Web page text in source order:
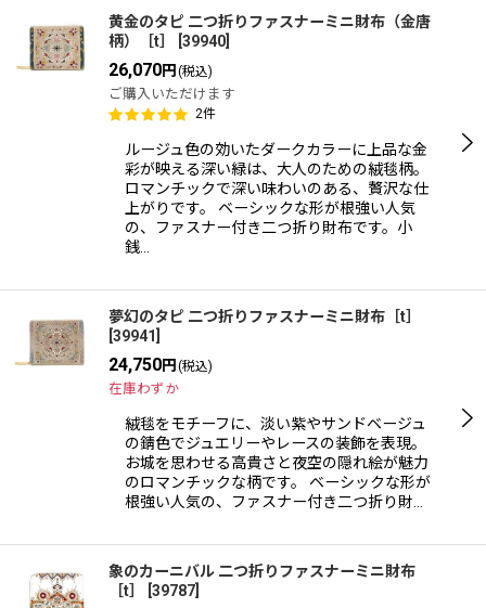
黄金のタピ 二つ折りファスナーミニ財布（金唐
柄）［t］
[39940]
26,070円(税込)
ご購入いただけます
2件
ルージュ色の効いたダークカラーに上品な金
彩が映える深い緑は、大人のための絨毯柄。
ロマンチックで深い味わいのある、贅沢な仕
上がりです。 ベーシックな形が根強い人気
の、ファスナー付き二つ折り財布です。小
銭…
夢幻のタピ 二つ折りファスナーミニ財布［t］
39941
24,750円 (税込)
在庫わずか
絨毯をモチーフに、淡い紫やサンドベージュ
の錆色でジュエリーやレースの装飾を表現。
お城を思わせる高貴さと夜空の隠れ絵が魅力
のロマンチックな柄です。 ベーシックな形が
根強い人気の、ファスナー付き二つ折り財…
象のカーニバル 二つ折りファスナーミニ財布
［t］
39787